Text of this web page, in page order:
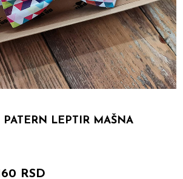
PATERN LEPTIR MAŠNA
RSD